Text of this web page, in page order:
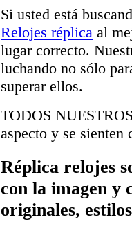
Si usted está
Relojes réplica al
lugar correcto.
luchando no sólo
superar ellos.
TODOS
aspecto y se
Réplica relojes
con la imagen y
originales,